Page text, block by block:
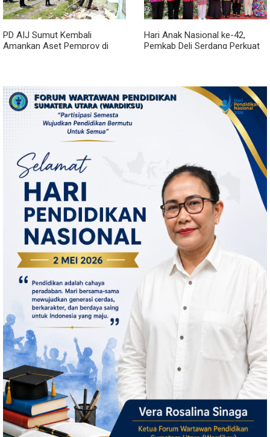
PD AIJ Sumut Kembali
Amankan Aset Pemprov di
Hari Anak Nasional ke-42,
Pemkab Deli Serdang Perkuat